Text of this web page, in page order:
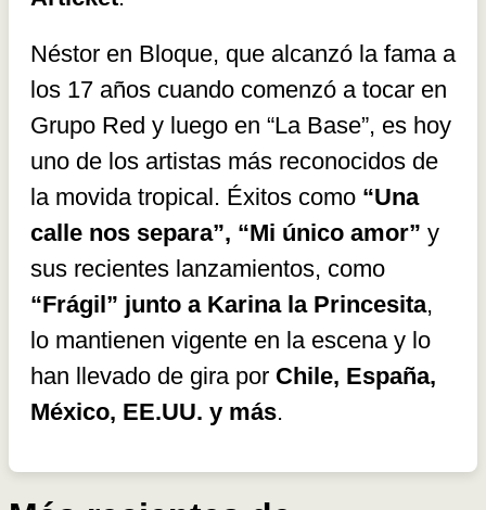
Néstor en Bloque, que alcanzó la fama a
los 17 años cuando comenzó a tocar en
Grupo Red y luego en “La Base”, es hoy
uno de los artistas más reconocidos de
la movida tropical. Éxitos como “Una
calle nos separa”, “Mi único amor” y
sus recientes lanzamientos, como
“Frágil” junto a Karina la Princesita,
lo mantienen vigente en la escena y lo
han llevado de gira por Chile, España,
México, EE.UU. y más.